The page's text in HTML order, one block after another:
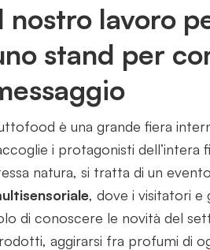
nostro lavoro
stand per
è una grande fiera
i protagonisti dell’intera
natura, si tratta di un
, dove i visitatori e
di conoscere le novità del
aggirarsi fra profumi di